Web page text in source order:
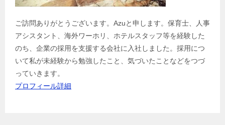
ご訪問ありがとうございます。Azuと申します。保育士、人事
アシスタント、海外ワーホリ、ホテルスタッフ等を経験した
のち、企業の採用を支援する会社に入社しました。採用につ
いて私が未経験から勉強したこと、気づいたことなどをつづ
っていきます。
プロフィール詳細